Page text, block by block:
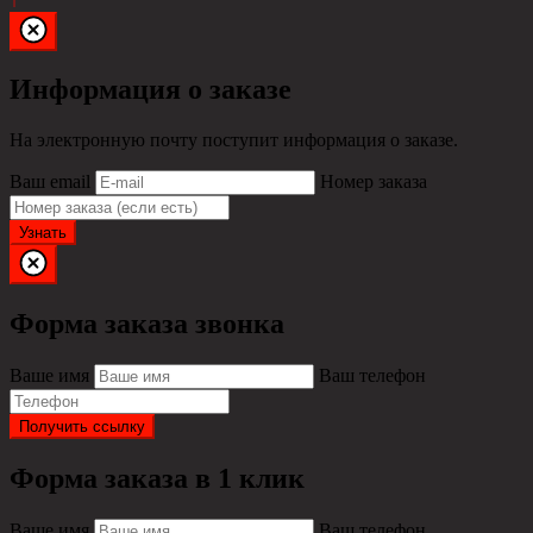
Информация о заказе
На электронную почту поступит информация о заказе.
Ваш email Номер заказа
Узнать
Форма заказа звонка
Ваше имя Ваш телефон
Получить ссылку
Форма заказа в 1 клик